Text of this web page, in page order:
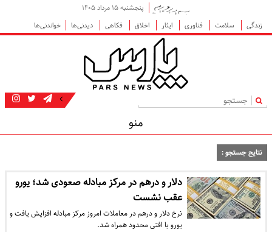
پنجشنبه ۱۵ مرداد ۱۴۰۵
زندگی
سلامت فناوری ایثار اخلاق فکاهی دیدنی‌ها خواندنی‌ها
|
منو
نتایج جستجو :
دلار و درهم در مرکز مبادله صعودی شد؛ یورو
عقب نشست
نرخ دلار و درهم در معاملات امروز مرکز مبادله افزایش یافت و
یورو با افتی محدود همراه شد.